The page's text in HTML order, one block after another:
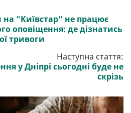
на "Київстар" не працює
оповіщення: де дізнатись
тривоги
Наступна стаття:
у Дніпрі сьогодні буде не
скрізь